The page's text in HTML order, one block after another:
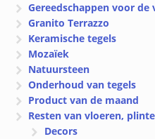
Gereedschappen voor de
Granito Terrazzo
Keramische tegels
Mozaïek
Natuursteen
Onderhoud van tegels
Product van de maand
Resten van vloeren,
Decors